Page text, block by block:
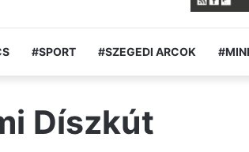
#SPORT #SZEGEDI ARCOK
Díszkút